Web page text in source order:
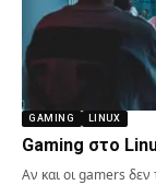
GAMING LINUX
Gaming στο
Αν και οι gamers δεν